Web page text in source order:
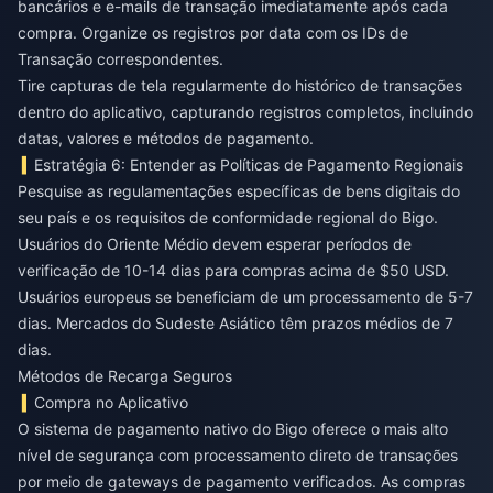
bancários e e-mails de transação imediatamente após cada
compra. Organize os registros por data com os IDs de
Transação correspondentes.
Tire capturas de tela regularmente do histórico de transações
dentro do aplicativo, capturando registros completos, incluindo
datas, valores e métodos de pagamento.
Estratégia 6: Entender as Políticas de Pagamento Regionais
Pesquise as regulamentações específicas de bens digitais do
seu país e os requisitos de conformidade regional do Bigo.
Usuários do Oriente Médio devem esperar períodos de
verificação de 10-14 dias para compras acima de $50 USD.
Usuários europeus se beneficiam de um processamento de 5-7
dias. Mercados do Sudeste Asiático têm prazos médios de 7
dias.
Métodos de Recarga Seguros
Compra no Aplicativo
O sistema de pagamento nativo do Bigo oferece o mais alto
nível de segurança com processamento direto de transações
por meio de gateways de pagamento verificados. As compras